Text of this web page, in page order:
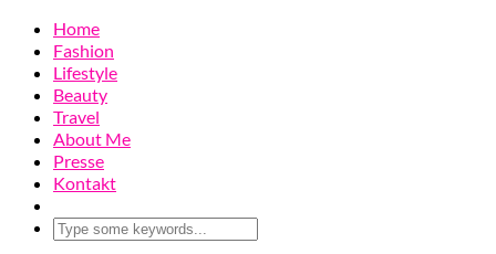
Home
Fashion
Lifestyle
Beauty
Travel
About Me
Presse
Kontakt